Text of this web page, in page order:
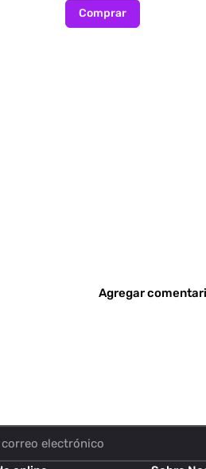
Comprar
Agregar